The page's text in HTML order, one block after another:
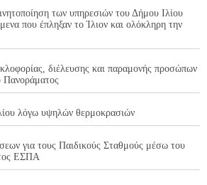
των υπηρεσιών του Δήμου Ιλίου
που έπληξαν το Ίλιον και ολόκληρη την
διέλευσης και παραμονής προσώπων
Πανοράματος
λόγω υψηλών θερμοκρασιών
για τους Παιδικούς Σταθμούς μέσω του
ΕΣΠΑ